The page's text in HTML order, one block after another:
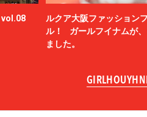
vol.08
ルクア大阪ファッション
ル！ ガールフイナムが
ました。